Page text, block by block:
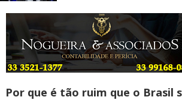
Entenda
Pix Pensão Alimentícia:
o que é e como solicitar
Por que é tão ruim que o Brasil